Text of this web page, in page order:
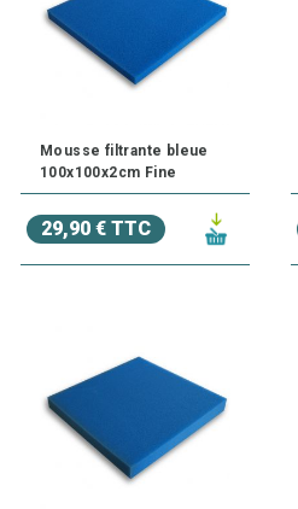
Mousse filtrante bleue
100x100x2cm Fine
29,90 € TTC